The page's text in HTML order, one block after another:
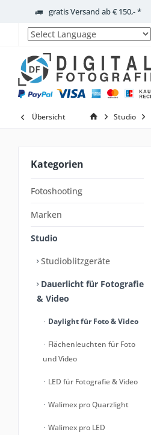
gratis Versand ab € 150,- *
Powered by
Übersicht Studio
Kategorien
Fotoshooting
Marken
Studio
Studioblitzgeräte
Dauerlicht für Fotografie
& Video
Daylight für Foto & Video
Flächenleuchten für Foto
und Video
LED für Fotografie & Video
Walimex pro Quarzlight
Walimex pro LED